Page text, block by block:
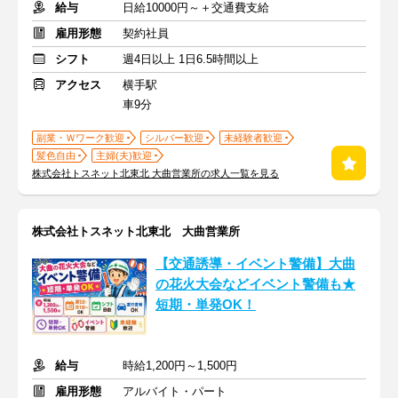
給与
日給10000円～＋交通費支給
雇用形態
契約社員
シフト
週4日以上 1日6.5時間以上
アクセス
横手駅
車9分
副業・Ｗワーク歓迎 シルバー歓迎
未経験者歓迎
髪色自由
主婦(夫)歓迎
株式会社トスネット北東北 大曲営業所の求人一覧を見る
株式会社トスネット北東北 大曲営業所
【交通誘導・イベント警備】大曲
の花火大会などイベント警備も★
短期・単発OK！
給与
時給1,200円～1,500円
雇用形態
アルバイト・パート